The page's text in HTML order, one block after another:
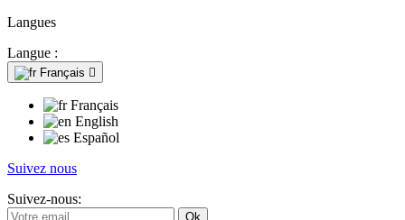
Langues
Langue :
Français 
Français
English
Español
Suivez nous
Suivez-nous: